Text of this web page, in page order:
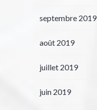
septembre 2019
août 2019
juillet 2019
juin 2019